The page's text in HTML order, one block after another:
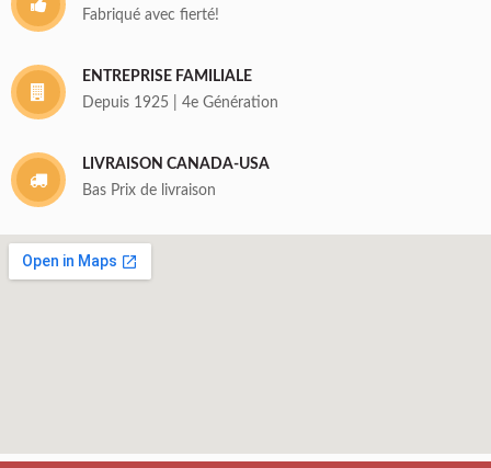
Fabriqué avec fierté!
ENTREPRISE FAMILIALE
Depuis 1925 | 4e Génération
LIVRAISON CANADA-USA
Bas Prix de livraison